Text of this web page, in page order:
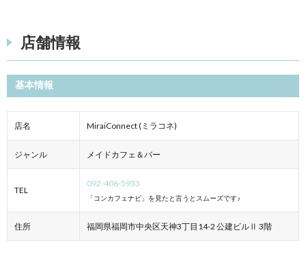
店舗情報
基本情報
店名 MiraiConnect (ミラコネ)
ジャンル メイドカフェ＆バー
TEL
092-406-5933
「コンカフェナビ」を見たと言うとスムーズです♪
住所 福岡県福岡市中央区天神3丁目14-2 公建ビルⅡ 3階